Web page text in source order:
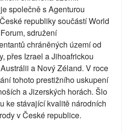
společně s Agenturou
republiky součástí World
sdružení
chráněných území od
přes Izrael a Jihoafrickou
a Nový Zéland. V roce
tohoto prestižního uskupení
a Jizerských horách. Šlo
ke stávající kvalitě národních
v České republice.